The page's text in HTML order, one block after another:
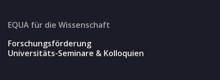
EQUA für die Wissenschaft
Forschungsförderung
Universitäts-Seminare & Kolloquien